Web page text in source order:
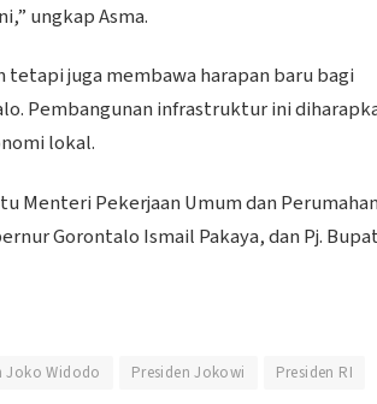
ungkap Asma.
juga membawa harapan baru bagi
Pembangunan infrastruktur ini
lokal.
Menteri Pekerjaan Umum dan
Gorontalo Ismail Pakaya, dan Pj.
Joko Widodo Presiden Jokowi Presiden RI